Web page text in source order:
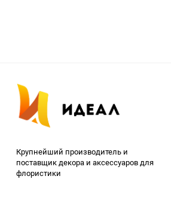
Крупнейший производитель и
поставщик декора и аксессуаров для
флористики